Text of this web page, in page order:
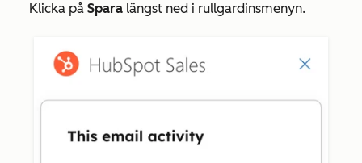
Klicka på Spara längst ned i rullgardinsmenyn.